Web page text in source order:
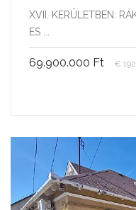
XVII. KERÜLETBEN:
ES ...
69.900.000 Ft €